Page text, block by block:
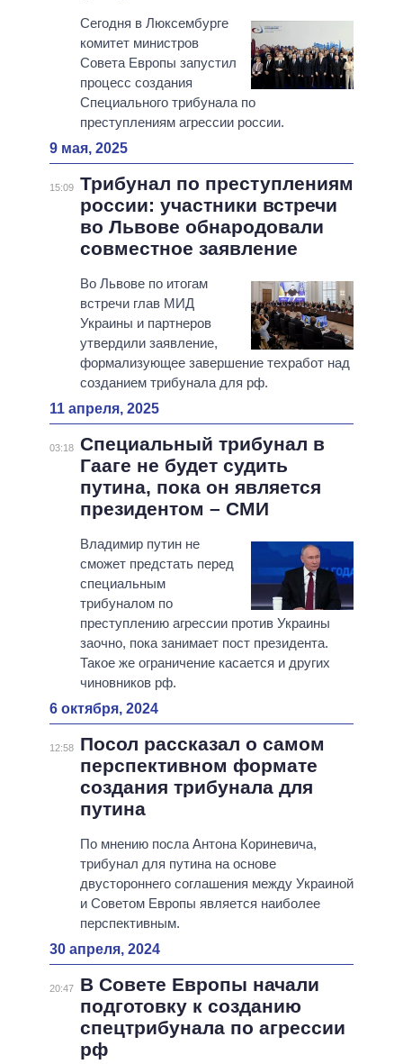
Сегодня в Люксембурге
комитет министров
Совета Европы запустил
процесс создания
Специального трибунала по
преступлениям агрессии россии.
9 мая, 2025
15:09 Трибунал по преступлениям
россии: участники встречи
во Львове обнародовали
совместное заявление
Во Львове по итогам
встречи глав МИД
Украины и партнеров
утвердили заявление,
формализующее завершение техработ над
созданием трибунала для рф.
11 апреля, 2025
03:18 Специальный трибунал в
Гааге не будет судить
путина, пока он является
президентом – СМИ
Владимир путин не
сможет предстать перед
специальным
трибуналом по
преступлению агрессии против Украины
заочно, пока занимает пост президента.
Такое же ограничение касается и других
чиновников рф.
6 октября, 2024
12:58
Посол рассказал о самом
перспективном формате
создания трибунала для
путина
По мнению посла Антона Кориневича,
трибунал для путина на основе
двустороннего соглашения между Украиной
и Советом Европы является наиболее
перспективным.
30 апреля, 2024
20:47
В Совете Европы начали
подготовку к созданию
спецтрибунала по агрессии
рф